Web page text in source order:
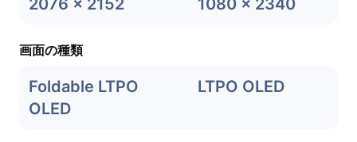
2076 x 2152 1080 x 2340
画面の種類
Foldable LTPO
OLED
LTPO OLED